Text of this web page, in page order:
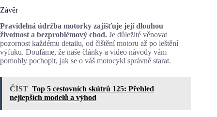
Závěr
Pravidelná údržba motorky zajišťuje její dlouhou
životnost a bezproblémový chod. Je důležité věnovat
pozornost každému detailu, od čištění motoru až po leštění
výfuku. Doufáme, že naše články a video návody vám
pomohly pochopit, jak se o váš motocykl správně starat.
ČÍST Top 5 cestovních skútrů 125: Přehled
nejlepších modelů a výhod